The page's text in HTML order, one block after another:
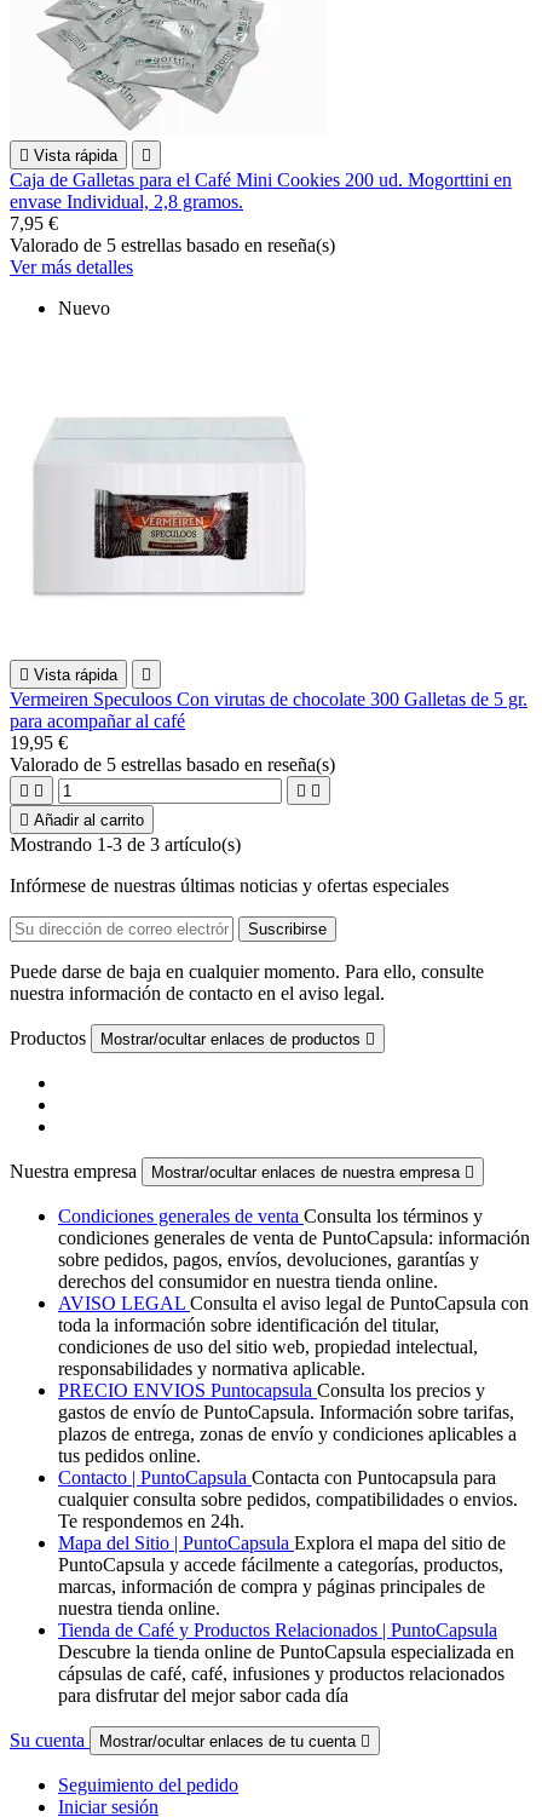
 Vista rápida 
Caja de Galletas para el Café Mini Cookies 200 ud. Mogorttini en
envase Individual, 2,8 gramos.
7,95 €
Valorado de 5 estrellas basado en reseña(s)
Ver más detalles
Nuevo
 Vista rápida 
Vermeiren Speculoos Con virutas de chocolate 300 Galletas de 5 gr.
para acompañar al café
19,95 €
Valorado de 5 estrellas basado en reseña(s)
   
 Añadir al carrito
Mostrando 1-3 de 3 artículo(s)
Infórmese de nuestras últimas noticias y ofertas especiales
Puede darse de baja en cualquier momento. Para ello, consulte
nuestra información de contacto en el aviso legal.
Productos Mostrar/ocultar enlaces de productos 
Nuestra empresa Mostrar/ocultar enlaces de nuestra empresa 
Condiciones generales de venta Consulta los términos y
condiciones generales de venta de PuntoCapsula: información
sobre pedidos, pagos, envíos, devoluciones, garantías y
derechos del consumidor en nuestra tienda online.
AVISO LEGAL Consulta el aviso legal de PuntoCapsula con
toda la información sobre identificación del titular,
condiciones de uso del sitio web, propiedad intelectual,
responsabilidades y normativa aplicable.
PRECIO ENVIOS Puntocapsula Consulta los precios y
gastos de envío de PuntoCapsula. Información sobre tarifas,
plazos de entrega, zonas de envío y condiciones aplicables a
tus pedidos online.
Contacto | PuntoCapsula Contacta con Puntocapsula para
cualquier consulta sobre pedidos, compatibilidades o envios.
Te respondemos en 24h.
Mapa del Sitio | PuntoCapsula Explora el mapa del sitio de
PuntoCapsula y accede fácilmente a categorías, productos,
marcas, información de compra y páginas principales de
nuestra tienda online.
Tienda de Café y Productos Relacionados | PuntoCapsula
Descubre la tienda online de PuntoCapsula especializada en
cápsulas de café, café, infusiones y productos relacionados
para disfrutar del mejor sabor cada día
Su cuenta Mostrar/ocultar enlaces de tu cuenta 
Seguimiento del pedido
Iniciar sesión